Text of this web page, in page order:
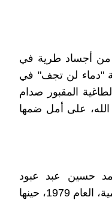
من أجساد طرية في
"دماء لن تجف" في
المقبور صدام
الله، على أمل ضمها
حسين عبد عبود
المسعودي، عقابا على هروبه من أداء الخدمة العسكرية الإلزامية، العام 1979، حينها